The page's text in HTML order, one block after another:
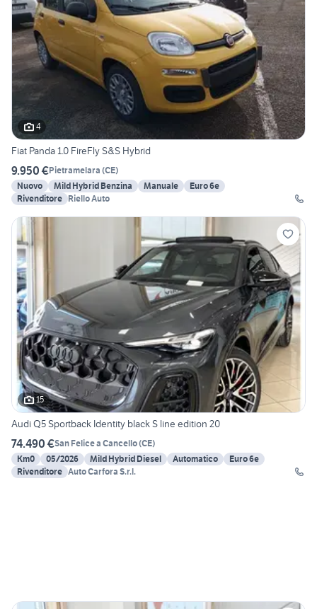
4
Fiat Panda 1.0 FireFly S&S Hybrid
9.950 €Pietramelara (CE)
Nuovo
Mild Hybrid Benzina Manuale
Euro 6e
Rivenditore Riello Auto
15
Audi Q5 Sportback Identity black S line edition 20
74.490 €San Felice a Cancello(CE)
Km0
05/2026 Mild Hybrid Diesel Automatico
Euro 6e
Rivenditore Auto Carfora S.r.l.